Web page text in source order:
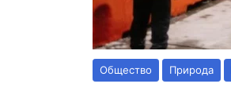
Общество Природа